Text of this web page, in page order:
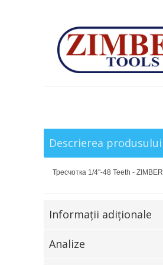
Descrierea produsului
Тресчотка 1/4"-48 Teeth - ZIMBER
Informaţii adiţionale
Analize